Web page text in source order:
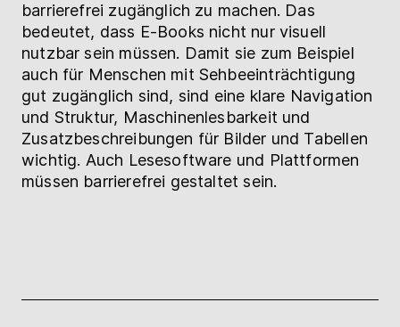
barrierefrei zugänglich zu machen. Das
bedeutet, dass E-Books nicht nur visuell
nutzbar sein müssen. Damit sie zum Beispiel
auch für Menschen mit Sehbeeinträchtigung
gut zugänglich sind, sind eine klare Navigation
und Struktur, Maschinenlesbarkeit und
Zusatzbeschreibungen für Bilder und Tabellen
wichtig. Auch Lesesoftware und Plattformen
müssen barrierefrei gestaltet sein.